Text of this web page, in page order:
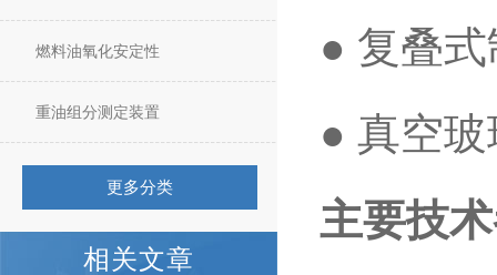
燃料油氧化安定性
重油组分测定装置
更多分类
相关文章
● 复叠
● 真空
主要技